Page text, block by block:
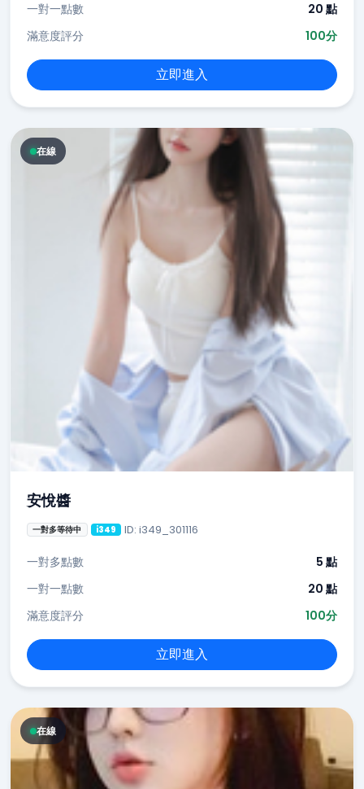
一對一點數
20 點
滿意度評分
100分
立即進入
在線
安悅醬
一對多等待中 i349 ID: i349_301116
一對多點數
5 點
一對一點數
20 點
滿意度評分
100分
立即進入
在線